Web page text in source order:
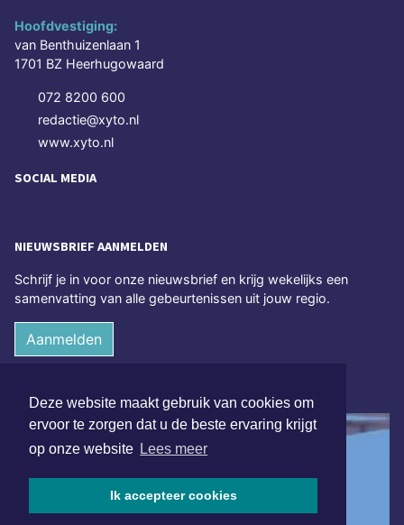
Deze website maakt gebruik van cookies om
ervoor te zorgen dat u de beste ervaring krijgt
op onze website Lees meer
Ik accepteer cookies
Hoofdvestiging:
van Benthuizenlaan 1
1701 BZ Heerhugowaard
072 8200 600
redactie@xyto.nl
www.xyto.nl
SOCIAL MEDIA
NIEUWSBRIEF AANMELDEN
Schrijf je in voor onze nieuwsbrief en krijg wekelijks een
samenvatting van alle gebeurtenissen uit jouw regio.
Aanmelden